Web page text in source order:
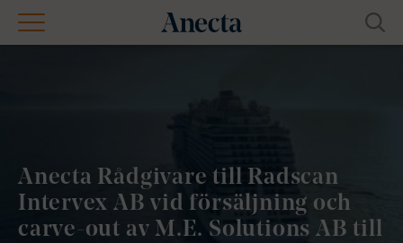
Anecta Rådgivare till Radscan
Intervex AB vid försäljning och
carve-out av M.E. Solutions AB till